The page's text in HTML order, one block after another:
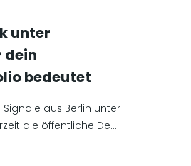
unter
dein
bedeutet
aus Berlin unter
die öffentliche De...